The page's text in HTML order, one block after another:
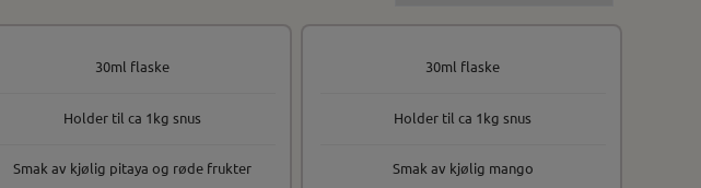
30ml flaske
Holder til ca 1kg snus
Smak av kjølig pitaya og røde frukter
30ml flaske
Holder til ca 1kg snus
Smak av kjølig mango